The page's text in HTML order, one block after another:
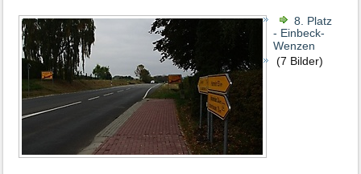
8. Platz
- Einbeck-
Wenzen
(7 Bilder)